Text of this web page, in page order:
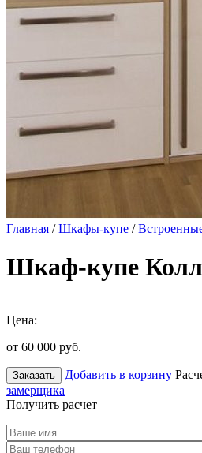
Главная /Шкафы-купе /
Шкаф-купе
Цена:
от 60 000 руб.
Заказать Добавить в корзину
замерщика
Получить расчет